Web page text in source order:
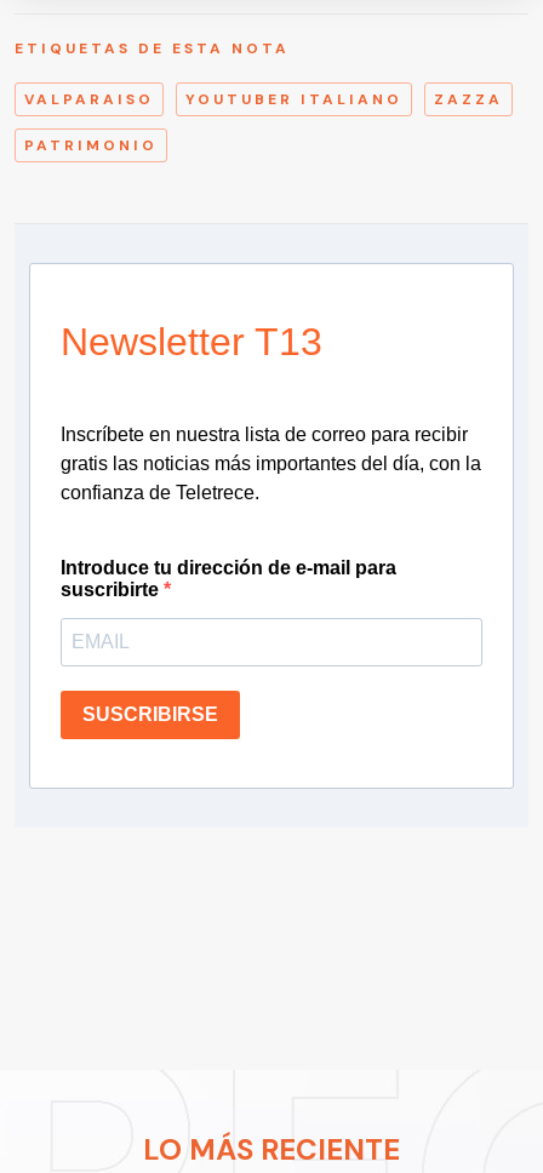
ETIQUETAS DE ESTA NOTA
VALPARAISO YOUTUBER ITALIANO ZAZZA
PATRIMONIO
Newsletter T13
Inscríbete en nuestra lista de correo para recibir
gratis las noticias más importantes del día, con la
confianza de Teletrece.
Introduce tu dirección de e-mail para
suscribirte
SUSCRIBIRSE
LO MÁS RECIENTE